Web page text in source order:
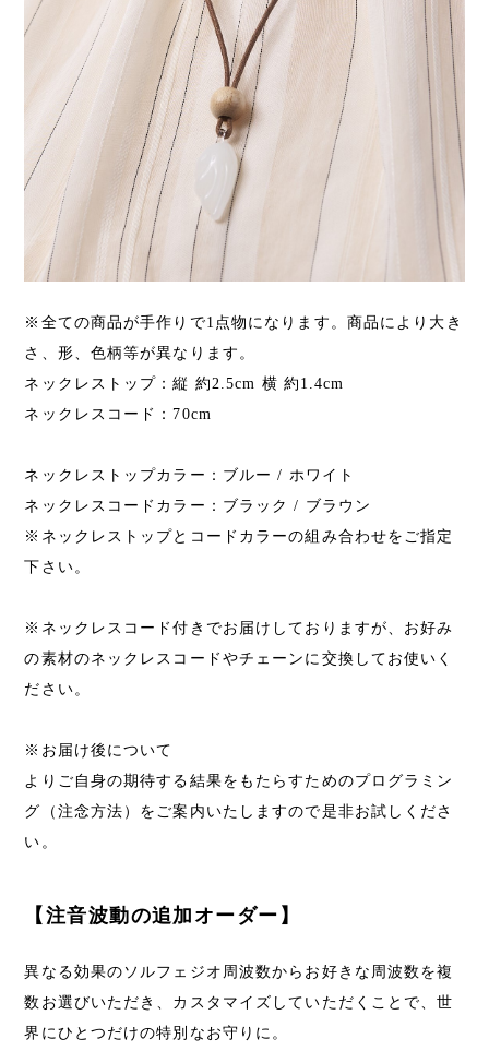
※全ての商品が手作りで1点物になります。商品により大き
さ、形、色柄等が異なります。
ネックレストップ：縦 約2.5cm 横 約1.4cm
ネックレスコード：70cm
ネックレストップカラー：ブルー / ホワイト
ネックレスコードカラー：ブラック / ブラウン
※ネックレストップとコードカラーの組み合わせをご指定
下さい。
※ネックレスコード付きでお届けしておりますが、お好み
の素材のネックレスコードやチェーンに交換してお使いく
ださい。
※お届け後について
よりご自身の期待する結果をもたらすためのプログラミン
グ（注念方法）をご案内いたしますので是非お試しくださ
い。
【注音波動の追加オーダー】
異なる効果のソルフェジオ周波数からお好きな周波数を複
数お選びいただき、カスタマイズしていただくことで、世
界にひとつだけの特別なお守りに。